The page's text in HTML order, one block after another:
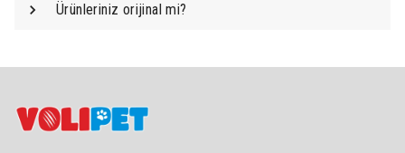
Ürünleriniz orijinal mi?